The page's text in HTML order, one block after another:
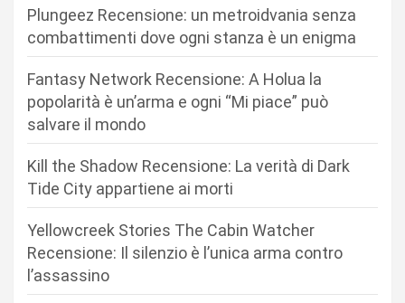
Plungeez Recensione: un metroidvania senza
combattimenti dove ogni stanza è un enigma
Fantasy Network Recensione: A Holua la
popolarità è un’arma e ogni “Mi piace” può
salvare il mondo
Kill the Shadow Recensione: La verità di Dark
Tide City appartiene ai morti
Yellowcreek Stories The Cabin Watcher
Recensione: Il silenzio è l’unica arma contro
l’assassino